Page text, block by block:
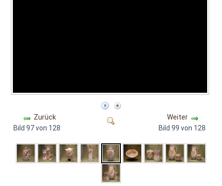
Zurück
Bild 97 von 128
Weiter
Bild 99 von 128